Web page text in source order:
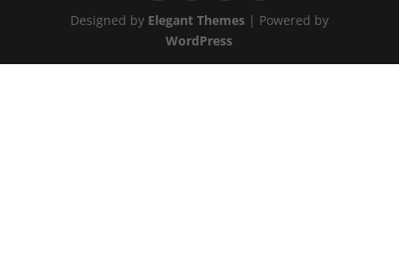
Designed by Elegant Themes| Powered by
WordPress